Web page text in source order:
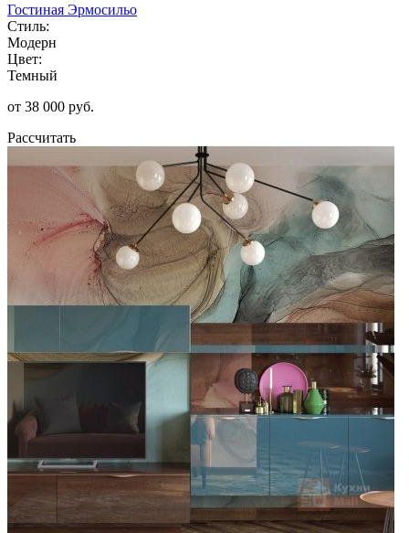
Гостиная Эрмосильо
Стиль:
Модерн
Цвет:
Темный
от 38 000 руб.
Рассчитать